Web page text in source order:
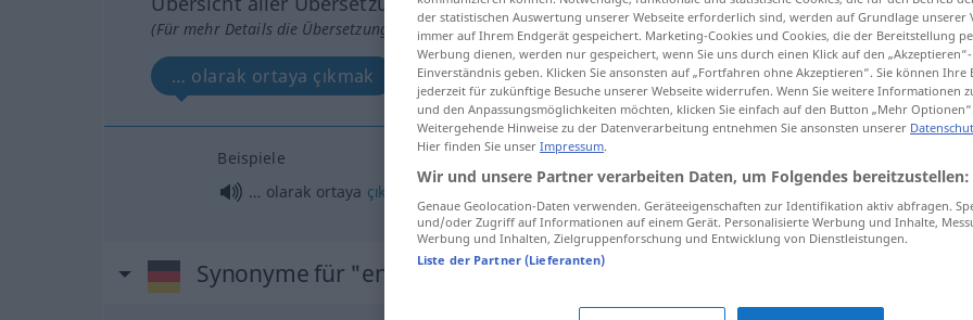
(Für mehr Details die Übersetzung anklicken/antippen)
… olarak ortaya çıkmak
Beispiele
… olarak ortaya çıkmak sich entpuppen als
Synonyme für "entpuppen"
der statistischen Auswertung unserer Webseite erforderlich sind, werden auf Grundlage unserer
immer auf Ihrem Endgerät gespeichert. Marketing-Cookies und Cookies, die der Bereitstellung
Werbung dienen, werden nur gespeichert, wenn Sie uns durch einen Klick auf den
Einverständnis geben. Klicken Sie ansonsten auf „Fortfahren ohne Akzeptieren“. Sie können
jederzeit für zukünftige Besuche unserer Webseite widerrufen. Wenn Sie weitere Informationen
und den Anpassungsmöglichkeiten möchten, klicken Sie einfach auf den Button „Mehr
Weitergehende Hinweise zu der Datenverarbeitung entnehmen Sie ansonsten unserer
Hier finden Sie unser Impressum.
Wir und unsere Partner verarbeiten Daten, um Folgendes bereitzustellen:
Genaue Geolocation-Daten verwenden. Geräteeigenschaften zur Identifikation aktiv abfragen.
und/oder Zugriff auf Informationen auf einem Gerät. Personalisierte Werbung und Inhalte,
Werbung und Inhalten, Zielgruppenforschung und Entwicklung von Dienstleistungen.
Liste der Partner (Lieferanten)